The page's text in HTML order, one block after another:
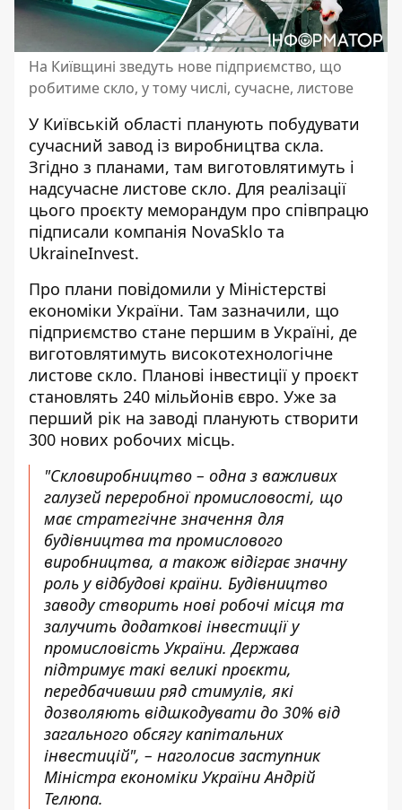
На Київщині зведуть нове підприємство, що
робитиме скло, у тому числі, сучасне, листове
У Київській області планують побудувати
сучасний завод із виробництва скла.
Згідно з планами, там виготовлятимуть і
надсучасне листове скло. Для реалізації
цього проєкту меморандум про співпрацю
підписали компанія NovaSklo та
UkraineInvest.
Про плани повідомили у Міністерстві
економіки України. Там зазначили, що
підприємство стане першим в Україні, де
виготовлятимуть високотехнологічне
листове скло. Планові інвестиції у проєкт
становлять 240 мільйонів євро. Уже за
перший рік на заводі планують створити
300 нових робочих місць.
"Скловиробництво – одна з важливих
галузей переробної промисловості, що
має стратегічне значення для
будівництва та промислового
виробництва, а також відіграє значну
роль у відбудові країни. Будівництво
заводу створить нові робочі місця та
залучить додаткові інвестиції у
промисловість України. Держава
підтримує такі великі проєкти,
передбачивши ряд стимулів, які
дозволяють відшкодувати до 30% від
загального обсягу капітальних
інвестицій", – наголосив заступник
Міністра економіки України Андрій
Телюпа.